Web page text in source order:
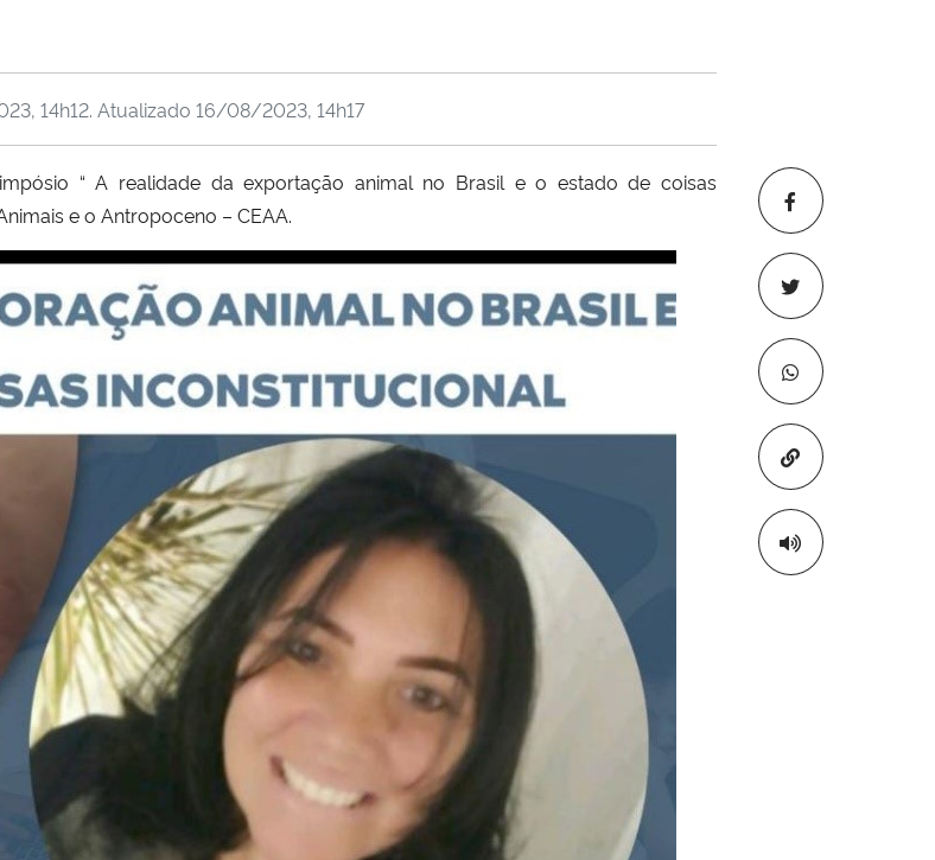
Copiar para
14h12. Atualizado 16/08/2023, 14h17
“ A realidade da exportação animal no Brasil e o estado de coisas
e o Antropoceno – CEAA.